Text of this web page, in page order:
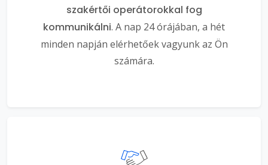
szakértői operátorokkal fog
kommunikálni. A nap 24 órájában, a hét
minden napján elérhetőek vagyunk az Ön
számára.